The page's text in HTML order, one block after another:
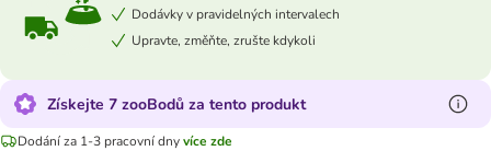
Dodávky v pravidelných intervalech
Upravte, změňte, zrušte kdykoli
Získejte 7 zooBodů za tento produkt
Dodání za 1-3 pracovní dnyvíce zde